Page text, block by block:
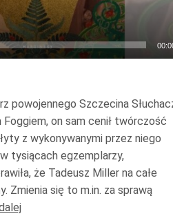
powojennego Szczecina
on sam cenił twórczość
z wykonywanymi przez niego
tysiącach egzemplarzy,
że Tadeusz Miller na całe
Zmienia się to m.in. za sprawą